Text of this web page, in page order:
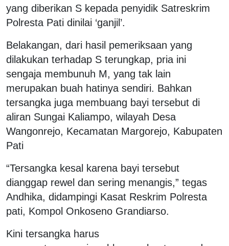
yang diberikan S kepada penyidik Satreskrim
Polresta Pati dinilai ‘ganjil’.
Belakangan, dari hasil pemeriksaan yang
dilakukan terhadap S terungkap, pria ini
sengaja membunuh M, yang tak lain
merupakan buah hatinya sendiri. Bahkan
tersangka juga membuang bayi tersebut di
aliran Sungai Kaliampo, wilayah Desa
Wangonrejo, Kecamatan Margorejo, Kabupaten
Pati
“Tersangka kesal karena bayi tersebut
dianggap rewel dan sering menangis,” tegas
Andhika, didampingi Kasat Reskrim Polresta
pati, Kompol Onkoseno Grandiarso.
Kini tersangka harus